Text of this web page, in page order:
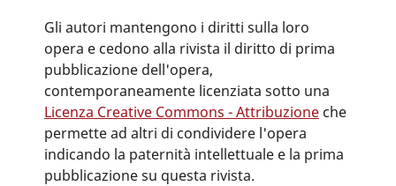
Gli autori mantengono i diritti sulla loro
opera e cedono alla rivista il diritto di prima
pubblicazione dell'opera,
contemporaneamente licenziata sotto una
Licenza Creative Commons - Attribuzioneche
permette ad altri di condividere l'opera
indicando la paternità intellettuale e la prima
pubblicazione su questa rivista.